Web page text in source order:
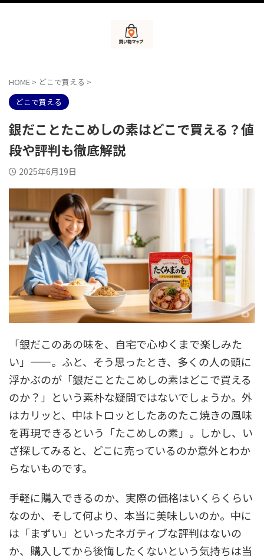
HOME > どこで買える >
どこで買える
銀だことたこめしの素はどこで買える？値
段や評判も徹底解説
2025年6月19日
「銀だこのあの味を、自宅で心ゆくまで楽しみた
い」——。ふと、そう思ったとき、多くの人の頭に
浮かぶのが「銀だことたこめしの素はどこで買える
のか？」という素朴な疑問ではないでしょうか。外
はカリッと、中はトロッとしたあのたこ焼きの風味
を再現できるという「たこめしの素」。しかし、い
ざ探してみると、どこに売っているのか意外とわか
らないものです。
手軽に購入できるのか、実際の価格はいくらくらい
なのか、そして何より、本当に美味しいのか。中に
は「まずい」といったネガティブな評判はないの
か、購入してから後悔したくないという気持ちは当